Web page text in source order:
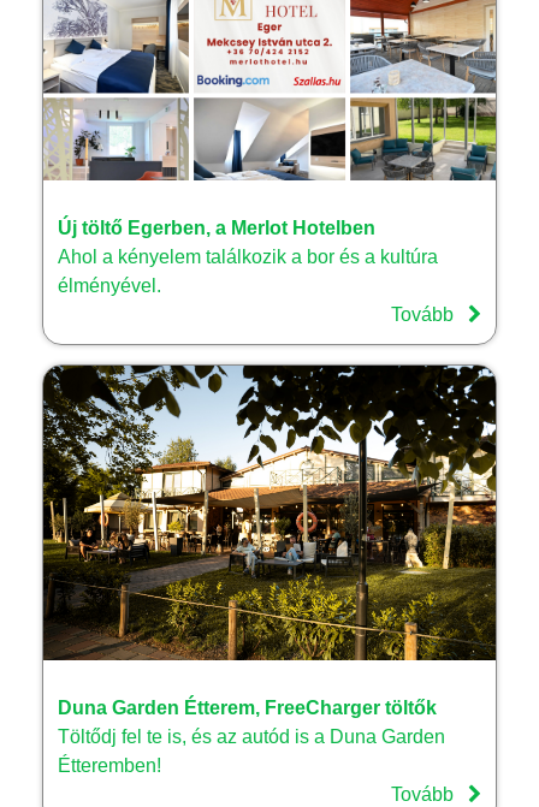
Új töltő Egerben, a Merlot Hotelben
Ahol a kényelem találkozik a bor és a kultúra
élményével.
Tovább
Duna Garden Étterem, FreeCharger töltők
Töltődj fel te is, és az autód is a Duna Garden
Étteremben!
Tovább